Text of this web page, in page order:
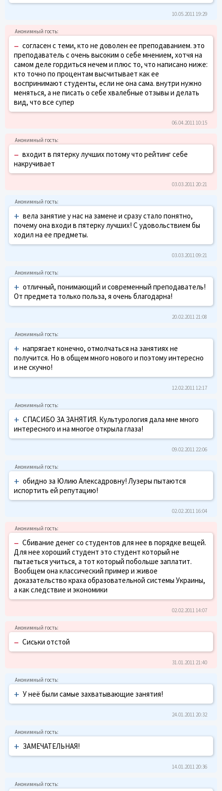
10.05.2011 19:29
– согласен с теми, кто не доволен ее преподаванием. это
преподаватель с очень высоким о себе мнением, хотчя на
самом деле гордиться нечем и плюс то, что написано ниже:
кто точно по процентам высчитывает как ее
воспринимают студенты, если не она сама. внутри нужно
меняться, а не писать о себе хвалебные отзывы и делать
вид, что все супер
06.04.2011 10:15
– входит в пятерку лучших потому что рейтинг себе
накручивает
03.03.2011 20:21
+ вела занятие у нас на замене и сразу стало понятно,
почему она входи в пятерку лучших! С удовольствием бы
ходил на ее предметы.
03.03.2011 09:21
+ отличный, понимающий и современный преподаватель!
От предмета только польза, я очень благодарна!
20.02.2011 21:08
+ напрягает конечно, отмолчаться на занятиях не
получится. Но в общем много нового и поэтому интересно
и не скучно!
12.02.2011 12:17
+ СПАСИБО ЗА ЗАНЯТИЯ. Культурология дала мне много
интересного и на многое открыла глаза!
09.02.2011 22:06
+ обидно за Юлию Алексадровну! Лузеры пытаются
испортить ей репутацию!
02.02.2011 16:04
– Cбивание денег со студентов для нее в порядке вещей.
Для нее хороший студент это студент который не
пытаеться учиться, а тот который побольше заплатит.
Вообщем она классический пример и живое
доказательство краха образовательной системы Украины,
а как следствие и экономики
02.02.2011 14:07
– Сиськи отстой
31.01.2011 21:40
+ У неё были самые захватывающие занятия!
24.01.2011 20:32
+ ЗАМЕЧАТЕЛЬНАЯ!
14.01.2011 20:36